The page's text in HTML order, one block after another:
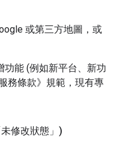
或第三方地圖，或
能 (例如新平台、新功
務條款》規範，現有專
修改狀態」)